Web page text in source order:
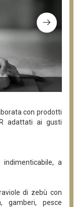
con prodotti
adattati ai gusti
a
di zebù con
gamberi, pesce